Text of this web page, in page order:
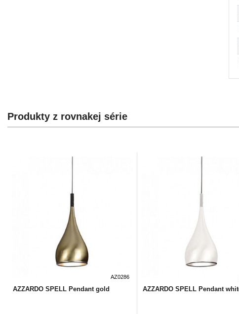
Produkty z rovnakej série
AZ0286
AZZARDO SPELL Pendant gold AZZARDO SPELL Pendant